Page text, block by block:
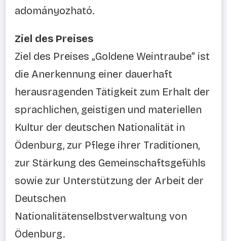
adományozható.
Ziel des Preises
Ziel des Preises „Goldene Weintraube” ist
die Anerkennung einer dauerhaft
herausragenden Tätigkeit zum Erhalt der
sprachlichen, geistigen und materiellen
Kultur der deutschen Nationalität in
Ödenburg, zur Pflege ihrer Traditionen,
zur Stärkung des Gemeinschaftsgefühls
sowie zur Unterstützung der Arbeit der
Deutschen
Nationalitätenselbstverwaltung von
Ödenburg.